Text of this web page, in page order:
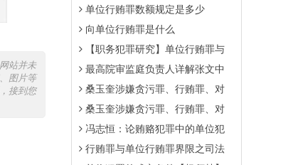
站并未
图片等
接到您
单位行贿罪数额规定是多少
向单位行贿罪是什么
【职务犯罪研究】单位行贿罪与
最高院审监庭负责人详解张文中
桑玉奎涉嫌贪污罪、行贿罪、对
桑玉奎涉嫌贪污罪、行贿罪、对
冯志恒：论贿赂犯罪中的单位犯
行贿罪与单位行贿罪界限之司法